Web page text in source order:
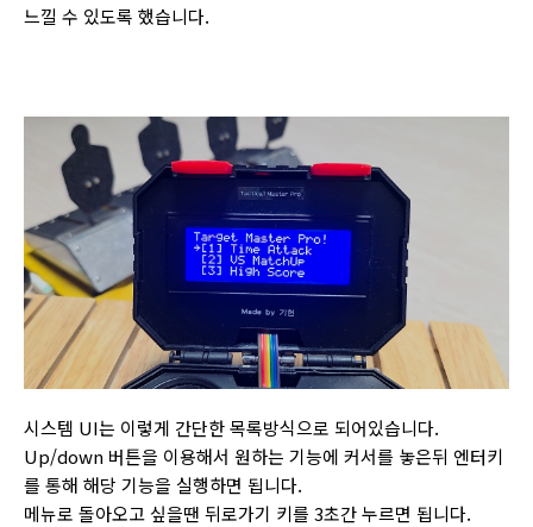
느낄 수 있도록 했습니다.
시스템 UI는 이렇게 간단한 목록방식으로 되어있습니다.
Up/down 버튼을 이용해서 원하는 기능에 커서를 놓은뒤 엔터키
를 통해 해당 기능을 실행하면 됩니다.
메뉴로 돌아오고 싶을땐 뒤로가기 키를 3초간 누르면 됩니다.